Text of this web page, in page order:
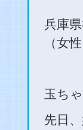
兵庫
（女
玉ち
先日